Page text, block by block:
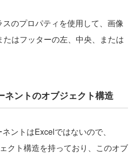
のプロパティを使用して、画像
たはフッターの左、中央、または
ントのオブジェクト構造
ントはExcelではないので、
クト構造を持っており、このオブ